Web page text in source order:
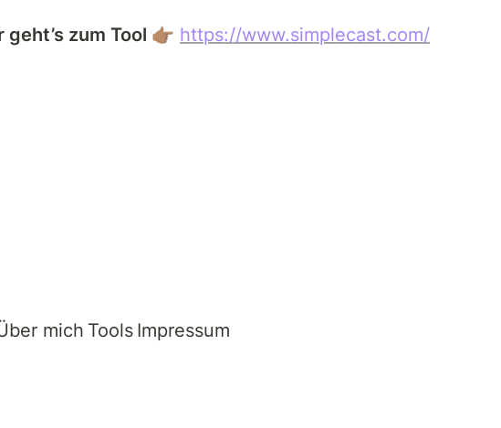
geht’s zum Tool 👉🏽 https://www.simplecast.com/
mich Tools Impressum